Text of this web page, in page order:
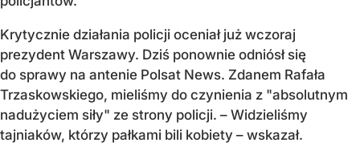
Krytycznie działania policji oceniał już wczoraj
prezydent Warszawy. Dziś ponownie odniósł się
do sprawy na antenie Polsat News. Zdanem Rafała
Trzaskowskiego, mieliśmy do czynienia z "absolutnym
nadużyciem siły" ze strony policji. – Widzieliśmy
tajniaków, którzy pałkami bili kobiety – wskazał.